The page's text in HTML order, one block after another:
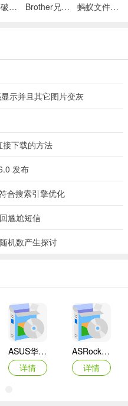
迅雷vip破解版永久会员2024版 Brother兄弟 MFC-8480DN多功能一体机ISIS驱动 蚂蚁文件（数据恢复大师）
示并且其它图片变灰
接下载的方法
发布
合搜索引擎优化
尴尬短信
机数产生探讨
ASUS华硕F1A55-M LX3 R2.0主板BIOS
详情
ASRock华擎IMB-A160主板BIOS
详情